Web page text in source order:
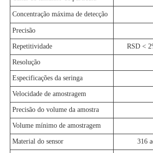
Concentração máxima de detecção
Precisão
Repetitividade RSD <
Resolução
Especificações da seringa
Velocidade de amostragem
Precisão do volume da amostra
Volume mínimo de amostragem
Material do sensor 316